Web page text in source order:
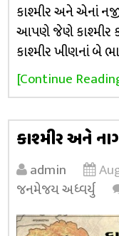
કાશ્મીર અને એનાં
આપણે જેણે કાશ્મીર
કાશ્મીર ખીણનાં બે
[Continue
કાશ્મીર અને
admin
જનમેજય અધ્વર્યુ